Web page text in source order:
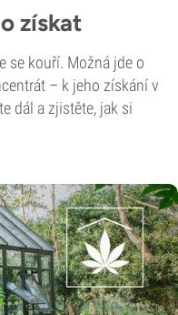
získat
se kouří. Možná jde o
– k jeho získání v
dál a zjistěte, jak si